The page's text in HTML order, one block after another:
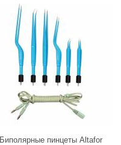
Биполярные пинцеты Altafor